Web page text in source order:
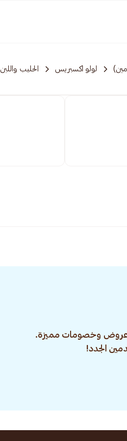
لولو اكسبريس الحليب واللبن
وعروض وخصومات مميزة.
الجدد!